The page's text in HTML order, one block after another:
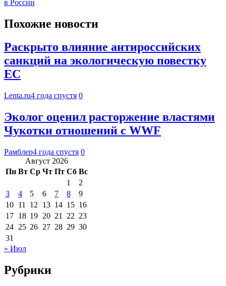
в России
Похожие новости
Раскрыто влияние антироссийских
санкций на экологическую повестку
ЕС
Lenta.ru4 года спустя 0
Эколог оценил расторжение властями
Чукотки отношений с WWF
Рамблер4 года спустя 0
Август 2026
Пн Вт Ср Чт Пт Сб Вс
1
2
3
4 5 6 7 8
9
10 11 12 13 14 15 16
17 18 19 20 21 22 23
24 25 26 27 28 29 30
31
« Июл
Рубрики